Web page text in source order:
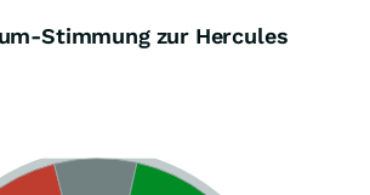
Stimmung zur Hercules